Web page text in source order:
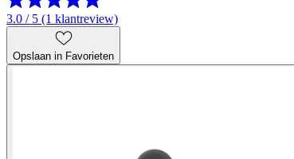
3.0 / 5 (1 klantreview)
Opslaan in Favorieten